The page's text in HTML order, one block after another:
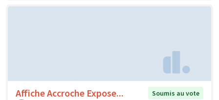
Affiche Accroche Expose...
Soumis au vote